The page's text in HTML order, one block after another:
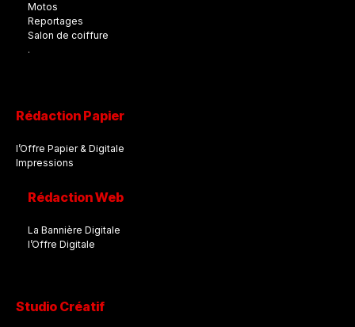
Motos
Reportages
Salon de coiffure
.
Rédaction Papier
l’Offre Papier & Digitale
Impressions
Rédaction Web
La Bannière Digitale
l’Offre Digitale
Studio Créatif